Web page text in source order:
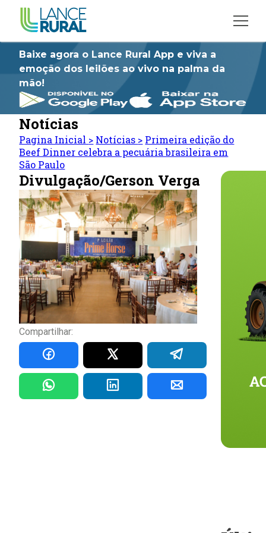
Baixe agora o Lance Rural App e viva a
emoção dos leilões ao vivo na palma da
mão!
Notícias
Pagina Inicial > Notícias > Primeira edição do
Beef Dinner celebra a pecuária brasileira em
São Paulo
Divulgação/Gerson Verga
Compartilhar: